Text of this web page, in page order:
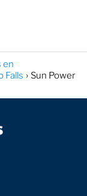
en
Falls
Sun Power